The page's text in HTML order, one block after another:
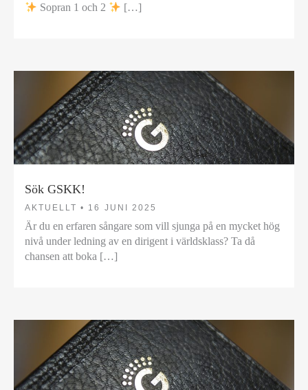
Sopran 1 och 2
[…]
Sök GSKK!
AKTUELLT • 16 JUNI 2025
Är du en erfaren sångare som vill sjunga på en mycket hög
nivå under ledning av en dirigent i världsklass? Ta då
chansen att boka […]